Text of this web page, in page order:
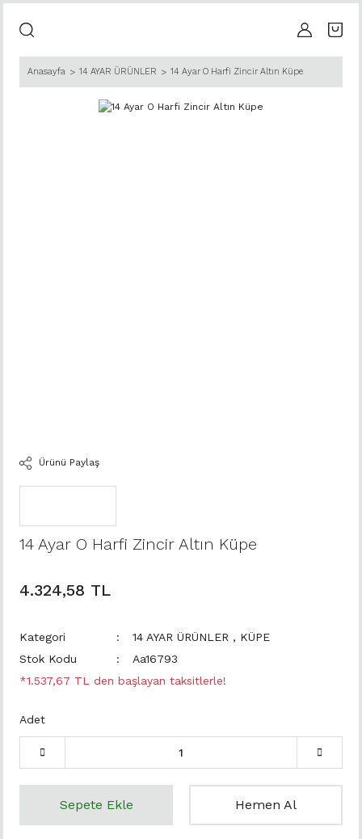
Anasayfa 14 AYAR ÜRÜNLER 14 Ayar O Harfi Zincir Altın Küpe
Ürünü Paylaş
14 Ayar O Harfi Zincir Altın Küpe
4.324,58 TL
Kategori 14 AYAR ÜRÜNLER , KÜPE
Stok Kodu
Aa16793
*1.537,67 TL den başlayan taksitlerle!
Adet
Sepete Ekle Hemen Al